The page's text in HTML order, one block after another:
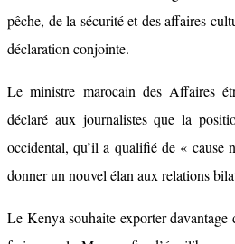
pêche, de la sécurité et des affaires
déclaration conjointe.
Le ministre marocain des Affaires
déclaré aux journalistes que la
occidental, qu’il a qualifié de « cause
donner un nouvel élan aux relations
Le Kenya souhaite exporter davantage